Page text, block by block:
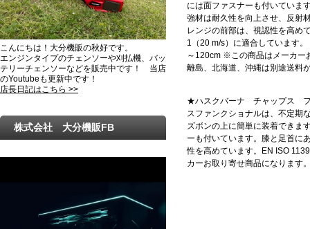
には面ファスナーも付いていま
強材は耐久性を向上させ、反射
レンジの前部は、視認性を高め
1（20 m/s）に適合していま
～120cm ※この商品はメーカ
離島、北海道、沖縄は別途送料
★ハスクバーナ チャップス
スファンクショナルは、不定期
ズボンの上に簡単に装着できま
ーも付いています。膝と足首に
性を高めています。EN ISO
カーお取り寄せ商品になります
こんにちは！大分機販の秋好です。
エンジンタイプのチェンソーや刈払機、バッ
テリーチェンソーなどを販売中です！ 当店
のYoutubeも更新中です！
店長日記はこちら >>
株式会社 大分機販FB